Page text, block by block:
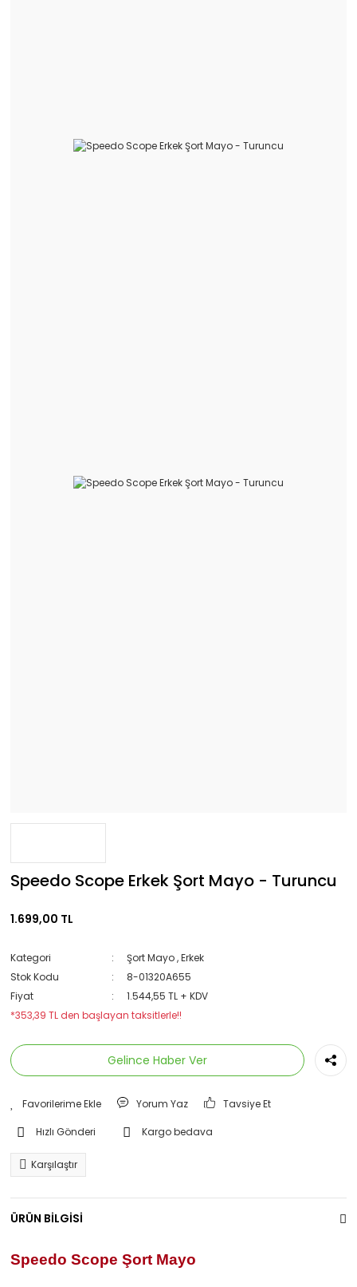
Speedo Scope Erkek Şort Mayo - Turuncu
1.699,00 TL
Kategori Şort Mayo ,Erkek
Stok Kodu
8-01320A655
Fiyat
1.544,55 TL + KDV
*353,39 TL den başlayan taksitlerle!!
Gelince Haber Ver
Yorum Yaz Tavsiye Et
Hızlı Gönderi Kargo bedava
Karşılaştır
ÜRÜN BİLGİSİ
Speedo Scope Şort Mayo